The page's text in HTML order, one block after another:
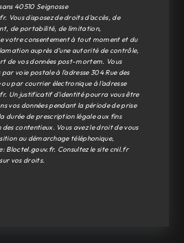
40510 Seignosse
Vous disposez de droits d’accès, de
de portabilité, de limitation,
votre consentement à tout moment et du
auprès d’une autorité de contrôle,
de vos données post-mortem. Vous
voie postale à l'adresse 304 Rue des
ou par courrier électronique à l'adresse
Un justificatif d'identité pourra vous être
vos données pendant la période de prise
durée de prescription légale aux fins
contentieux. Vous avez le droit de vous
au démarchage téléphonique,
Bloctel.gouv.fr. Consultez le site cnil.fr
vos droits.